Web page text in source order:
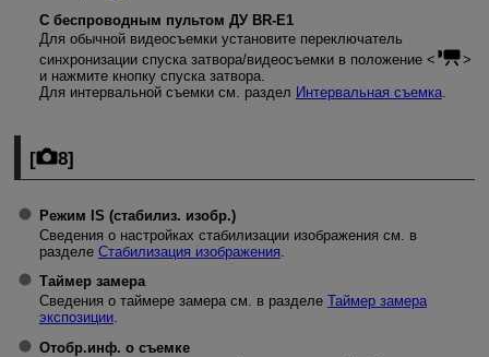
С беспроводным пультом ДУ BR-E1
Для обычной видеосъемки установите переключатель
синхронизации спуска затвора/видеосъемки в положение
и нажмите кнопку спуска затвора.
Для интервальной съемки см. раздел Интервальная съемка.
[ 8]
Режим IS (стабилиз. изобр.)
Сведения о настройках стабилизации изображения см. в
разделе Стабилизация изображения
Таймер замера
Сведения о таймере замера см. в разделе Таймер замера
экспозиции.
Отобр.инф. о съемке